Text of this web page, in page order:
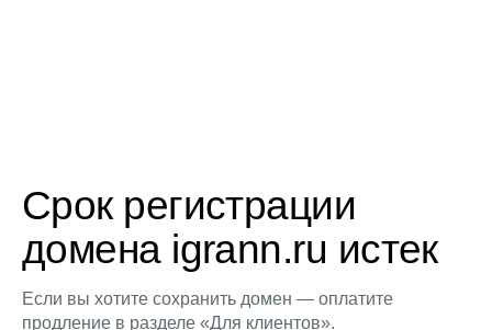
Срок регистрации
домена igrann.ru истек
Если вы хотите сохранить домен — оплатите
продление в разделе «Для клиентов».